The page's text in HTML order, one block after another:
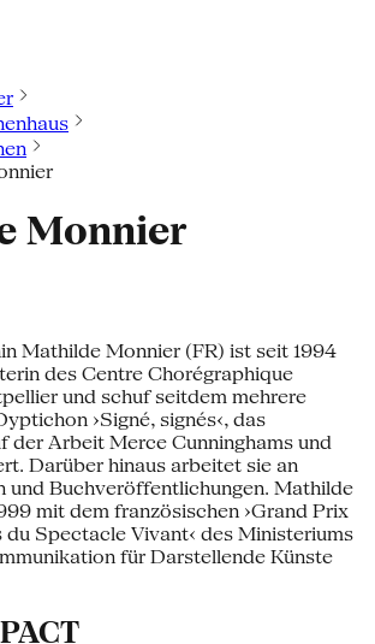
Monnier
Mathilde Monnier (FR) ist seit 1994
des Centre Chorégraphique
und schuf seitdem mehrere
›Signé, signés‹, das
der Arbeit Merce Cunninghams und
Darüber hinaus arbeitet sie an
und Buchveröffentlichungen. Mathilde
mit dem französischen ›Grand Prix
Spectacle Vivant‹ des Ministeriums
für Darstellende Künste